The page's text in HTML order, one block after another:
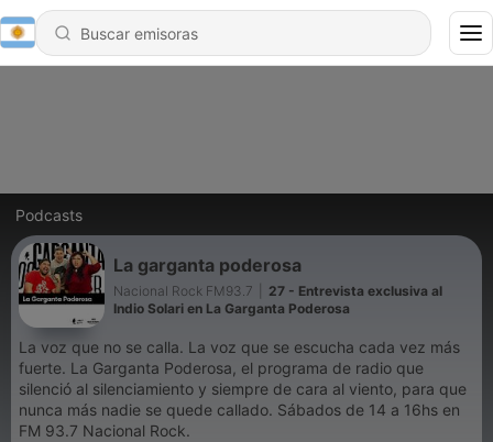
Podcasts
La garganta poderosa
Nacional Rock FM93.7
27 - Entrevista exclusiva al
Indio Solari en La Garganta Poderosa
La voz que no se calla. La voz que se escucha cada vez más
fuerte. La Garganta Poderosa, el programa de radio que
silenció al silenciamiento y siempre de cara al viento, para que
nunca más nadie se quede callado. Sábados de 14 a 16hs en
FM 93.7 Nacional Rock.